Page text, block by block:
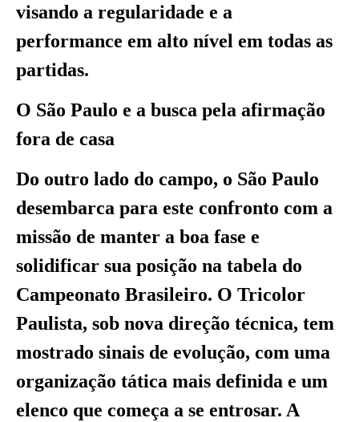
visando a regularidade e a
performance em alto nível em todas as
partidas.
O São Paulo e a busca pela afirmação
fora de casa
Do outro lado do campo, o São Paulo
desembarca para este confronto com a
missão de manter a boa fase e
solidificar sua posição na tabela do
Campeonato Brasileiro. O Tricolor
Paulista, sob nova direção técnica, tem
mostrado sinais de evolução, com uma
organização tática mais definida e um
elenco que começa a se entrosar. A